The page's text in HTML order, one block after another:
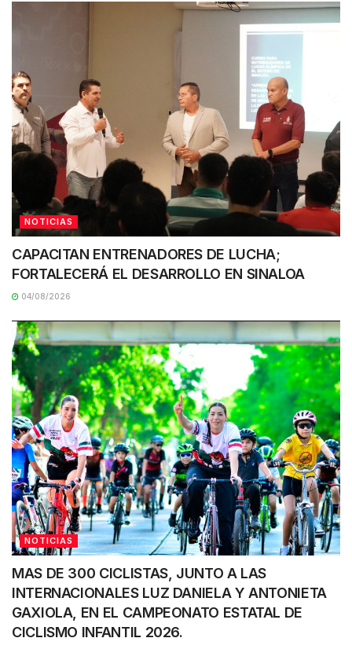
NOTICIAS
CAPACITAN ENTRENADORES DE LUCHA;
FORTALECERÁ EL DESARROLLO EN SINALOA
04/08/2026
NOTICIAS
MAS DE 300 CICLISTAS, JUNTO A LAS
INTERNACIONALES LUZ DANIELA Y ANTONIETA
GAXIOLA, EN EL CAMPEONATO ESTATAL DE
CICLISMO INFANTIL 2026.